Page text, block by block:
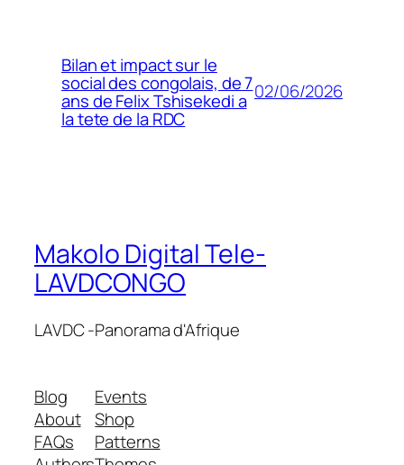
Bilan et impact sur le
social des congolais, de 7
ans de Felix Tshisekedi a
la tete de la RDC
02/06/2026
Makolo Digital Tele-
LAVDCONGO
LAVDC -Panorama d'Afrique
Blog
About
FAQs
Events
Shop
Patterns